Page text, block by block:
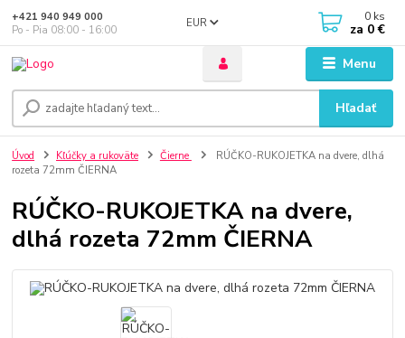
Menu
EUR
Hľadať
+421 940 949 000
Po - Pia 08:00 - 16:00
0 ks
za 0 €
Úvod Kľúčky a rukoväte Čierne
RÚČKO-RUKOJETKA na dvere, dlhá
rozeta 72mm ČIERNA
RÚČKO-RUKOJETKA na dvere,
dlhá rozeta 72mm ČIERNA